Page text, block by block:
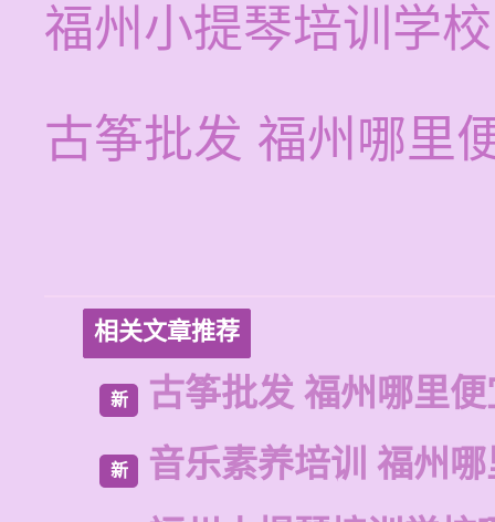
福州小提琴培训学
古筝批发 福州哪里
相关文章推荐
新 古筝批发 福州哪里
新
音乐素养培训 福州